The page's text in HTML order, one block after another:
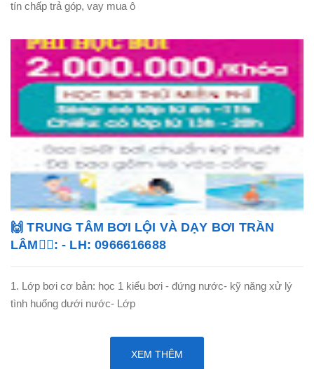
tín chấp trả góp, vay mua ô
🙌 TRUNG TÂM BƠI LỘI VÀ DẠY BƠI TRẦN
LÂM🏊‍♂️: - LH: 0966616688
1. Lớp bơi cơ bản: học 1 kiểu bơi - đứng nước- kỹ năng xử lý
tình huống dưới nước- Lớp
XEM THÊM